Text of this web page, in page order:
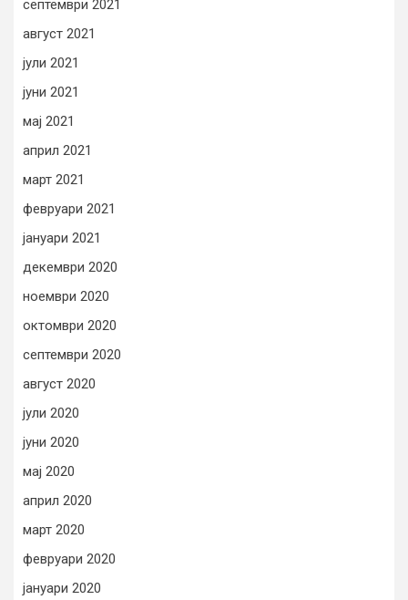
септември 2021
август 2021
јули 2021
јуни 2021
мај 2021
април 2021
март 2021
февруари 2021
јануари 2021
декември 2020
ноември 2020
октомври 2020
септември 2020
август 2020
јули 2020
јуни 2020
мај 2020
април 2020
март 2020
февруари 2020
јануари 2020